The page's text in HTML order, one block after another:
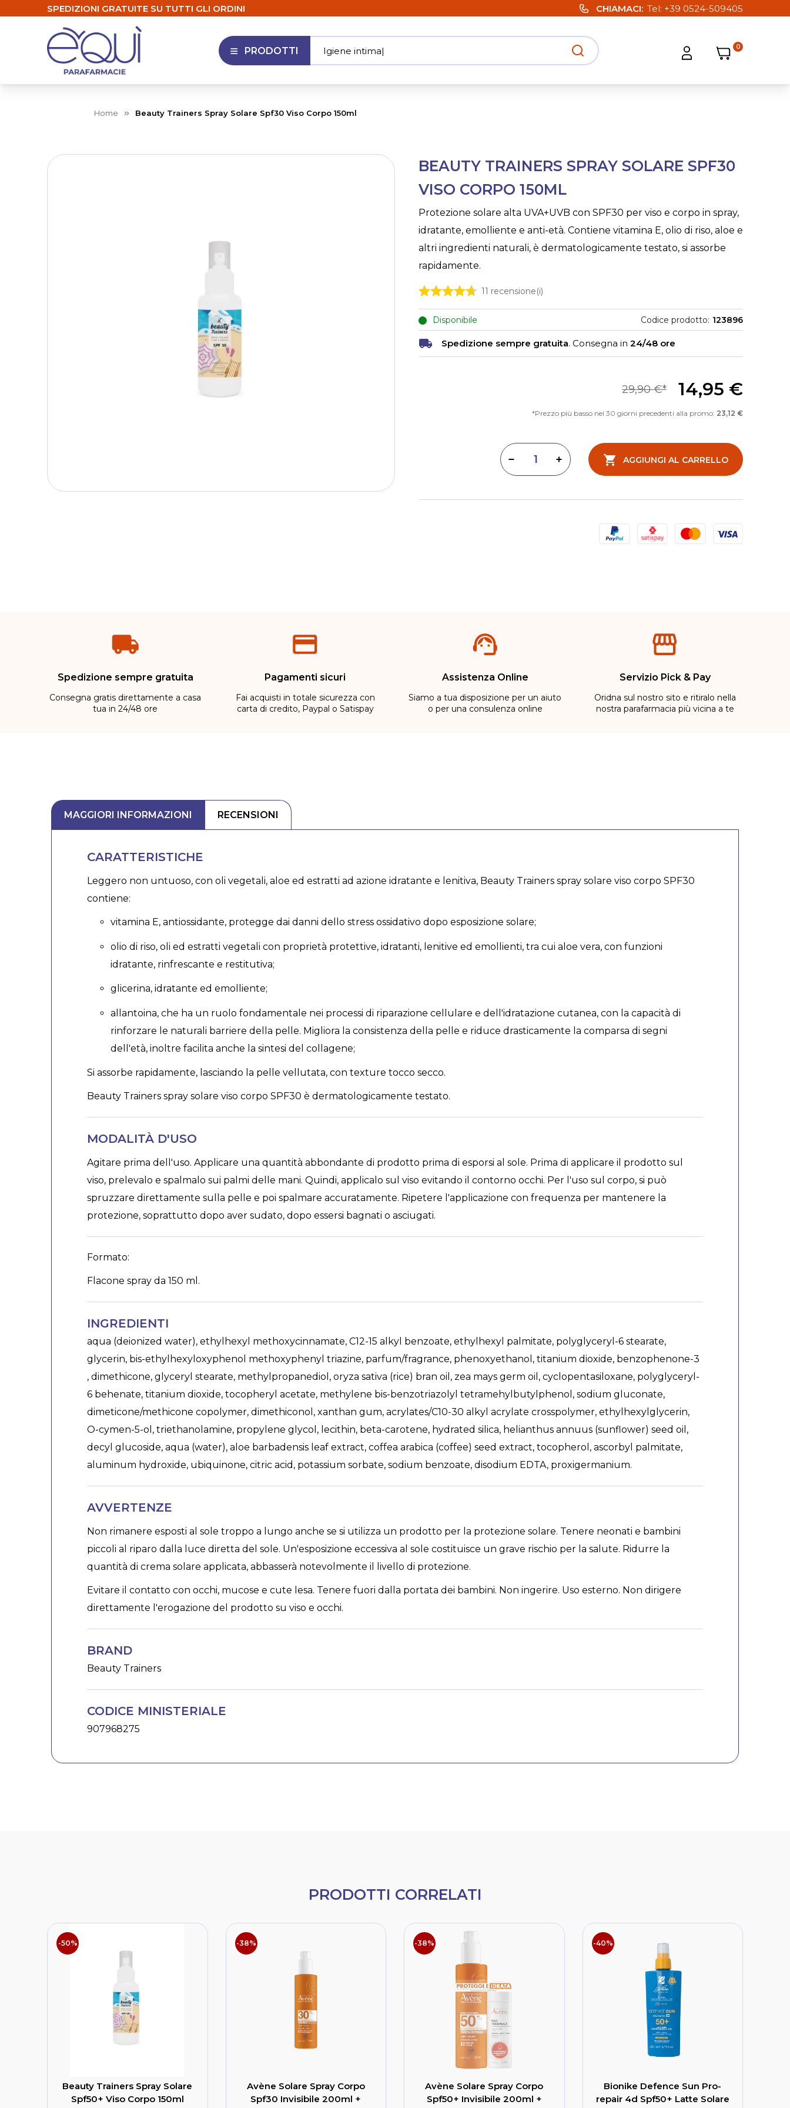
SPEDIZIONI GRATUITE SU TUTTI GLI ORDINI CHIAMACI Tel: +39 0524-509405
APRI MENU
PRODOTTI Apri ricerca
Igiene intima|
Apri strumenti utente
Carrello
Carrello
0
Home Beauty Trainers Spray Solare Spf30 Viso Corpo 150ml
BEAUTY TRAINERS SPRAY SOLARE SPF30
VISO CORPO 150ML
Protezione solare alta UVA+UVB con SPF30 per viso e corpo in spray,
idratante, emolliente e anti-età. Contiene vitamina E, olio di riso, aloe e
altri ingredienti naturali, è dermatologicamente testato, si assorbe
rapidamente.
11 recensione(i)
Disponibile Codice prodotto 123896
Spedizione sempre gratuita. Consegna in 24/48 ore
14,95 €
29,90 €
Prezzo più basso nei 30 giorni precedenti alla promo: 23,12 €
Aumenta quantità
Diminuisci quantità AGGIUNGI AL CARRELLO
Skip
to
to
beginning
images
gallery
Spedizione sempre gratuita
Consegna gratis direttamente a casa
tua in 24/48 ore
Pagamenti sicuri
Fai acquisti in totale sicurezza con
carta di credito, Paypal o Satispay
Assistenza Online
Siamo a tua disposizione per un aiuto
o per una consulenza online
Servizio Pick & Pay
Oridna sul nostro sito e ritiralo nella
nostra parafarmacia più vicina a te
MAGGIORI INFORMAZIONI RECENSIONI
CARATTERISTICHE
Leggero non untuoso, con oli vegetali, aloe ed estratti ad azione idratante e lenitiva, Beauty Trainers spray solare viso corpo SPF30
contiene:
vitamina E, antiossidante, protegge dai danni dello stress ossidativo dopo esposizione solare;
olio di riso, oli ed estratti vegetali con proprietà protettive, idratanti, lenitive ed emollienti, tra cui aloe vera, con funzioni
idratante, rinfrescante e restitutiva;
glicerina, idratante ed emolliente;
allantoina, che ha un ruolo fondamentale nei processi di riparazione cellulare e dell'idratazione cutanea, con la capacità di
rinforzare le naturali barriere della pelle. Migliora la consistenza della pelle e riduce drasticamente la comparsa di segni
dell'età, inoltre facilita anche la sintesi del collagene;
Si assorbe rapidamente, lasciando la pelle vellutata, con texture tocco secco.
Beauty Trainers spray solare viso corpo SPF30 è dermatologicamente testato.
MODALITÀ D'USO
Agitare prima dell'uso. Applicare una quantità abbondante di prodotto prima di esporsi al sole. Prima di applicare il prodotto sul
viso, prelevalo e spalmalo sui palmi delle mani. Quindi, applicalo sul viso evitando il contorno occhi. Per l'uso sul corpo, si può
spruzzare direttamente sulla pelle e poi spalmare accuratamente. Ripetere l'applicazione con frequenza per mantenere la
protezione, soprattutto dopo aver sudato, dopo essersi bagnati o asciugati.
Formato:
Flacone spray da 150 ml.
INGREDIENTI
aqua (deionized water), ethylhexyl methoxycinnamate, C12-15 alkyl benzoate, ethylhexyl palmitate, polyglyceryl-6 stearate,
glycerin, bis-ethylhexyloxyphenol methoxyphenyl triazine, parfum/fragrance, phenoxyethanol, titanium dioxide, benzophenone-3
, dimethicone, glyceryl stearate, methylpropanediol, oryza sativa (rice) bran oil, zea mays germ oil, cyclopentasiloxane, polyglyceryl-
6 behenate, titanium dioxide, tocopheryl acetate, methylene bis-benzotriazolyl tetramehylbutylphenol, sodium gluconate,
dimeticone/methicone copolymer, dimethiconol, xanthan gum, acrylates/C10-30 alkyl acrylate crosspolymer, ethylhexylglycerin,
O-cymen-5-ol, triethanolamine, propylene glycol, lecithin, beta-carotene, hydrated silica, helianthus annuus (sunflower) seed oil,
decyl glucoside, aqua (water), aloe barbadensis leaf extract, coffea arabica (coffee) seed extract, tocopherol, ascorbyl palmitate,
aluminum hydroxide, ubiquinone, citric acid, potassium sorbate, sodium benzoate, disodium EDTA, proxigermanium.
AVVERTENZE
Non rimanere esposti al sole troppo a lungo anche se si utilizza un prodotto per la protezione solare. Tenere neonati e bambini
piccoli al riparo dalla luce diretta del sole. Un'esposizione eccessiva al sole costituisce un grave rischio per la salute. Ridurre la
quantità di crema solare applicata, abbasserà notevolmente il livello di protezione.
Evitare il contatto con occhi, mucose e cute lesa. Tenere fuori dalla portata dei bambini. Non ingerire. Uso esterno. Non dirigere
direttamente l'erogazione del prodotto su viso e occhi.
BRAND
Beauty Trainers
CODICE MINISTERIALE
907968275
PRODOTTI CORRELATI
-50%
Beauty Trainers Spray Solare
Spf50+ Viso Corpo 150ml
-38%
Avène Solare Spray Corpo
Spf30 Invisibile 200ml +
-38%
Avène Solare Spray Corpo
Spf50+ Invisibile 200ml +
-40%
Bionike Defence Sun Pro-
repair 4d Spf50+ Latte Solare